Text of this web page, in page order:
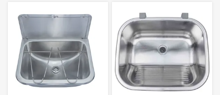
PRIS
273 NOK 6542 NOK 20
Nullstill